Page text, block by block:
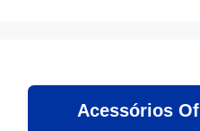
Acessórios